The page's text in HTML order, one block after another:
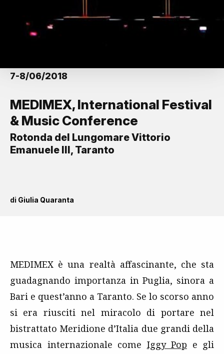
7-8/06/2018
MEDIMEX, International Festival
& Music Conference
Rotonda del Lungomare Vittorio
Emanuele III, Taranto
di Giulia Quaranta
MEDIMEX è una realtà affascinante, che sta
guadagnando importanza in Puglia, sinora a
Bari e quest’anno a Taranto. Se lo scorso anno
si era riusciti nel miracolo di portare nel
bistrattato Meridione d’Italia due grandi della
musica internazionale come Iggy Pop e gli